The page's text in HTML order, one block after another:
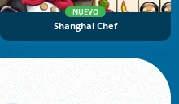
NUEVO
Shanghai Chef